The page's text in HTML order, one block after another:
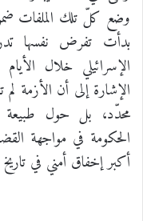
وضع كلّ تلك الملفات
بدأت تفرض نفسها
الإسرائيلي خلال
الإشارة إلى أن الأزمة
محدّد، بل حول طبيعة
الحكومة في مواجهة
أكبر إخفاق أمني في تاريخ